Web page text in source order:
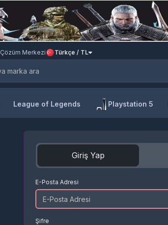
Çözüm Merkezi Türkçe / TL
League of Legends Playstation 5
Giriş Yap
E-Posta Adresi
Şifre